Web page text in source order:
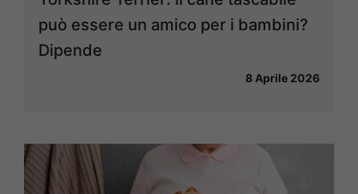
può essere un amico per i bambini?
Dipende
8 Aprile 2026